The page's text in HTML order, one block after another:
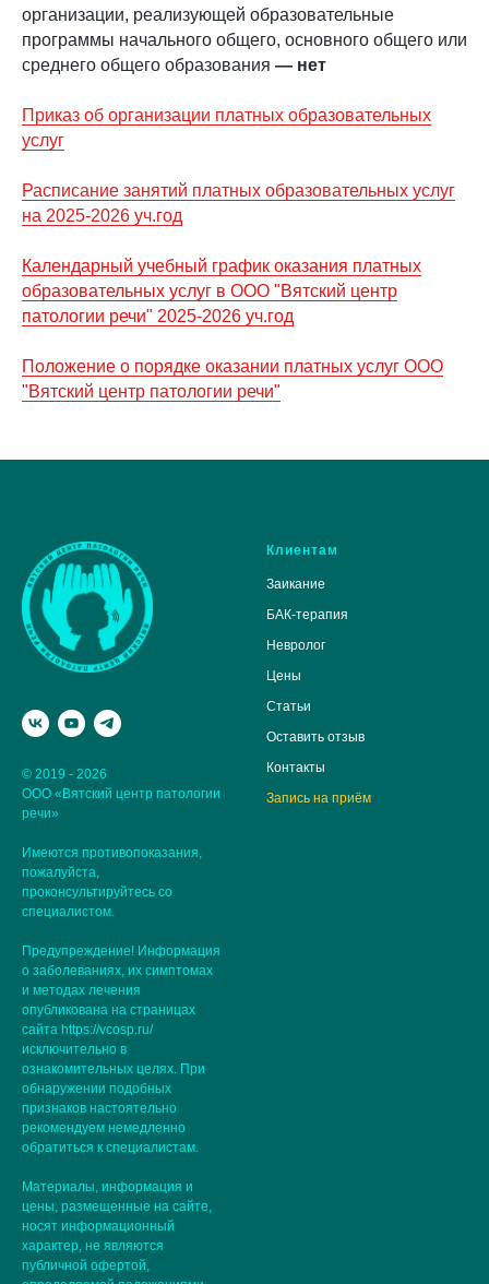
организации, реализующей образовательные
программы начального общего, основного общего или
среднего общего образования — нет
Приказ об организации платных образовательных
услуг
Расписание занятий платных образовательных услуг
на 2025-2026 уч.год
Календарный учебный график оказания платных
образовательных услуг в ООО "Вятский центр
патологии речи" 2025-2026 уч.год
Положение о порядке оказании платных услуг ООО
"Вятский центр патологии речи"
© 2019 - 2026
ООО «Вятский центр патологии
речи»
Имеются противопоказания,
пожалуйста,
проконсультируйтесь со
специалистом.
Предупреждение! Информация
о заболеваниях, их симптомах
и методах лечения
опубликована на страницах
сайта https://vcosp.ru/
исключительно в
ознакомительных целях. При
обнаружении подобных
признаков настоятельно
рекомендуем немедленно
обратиться к специалистам.
Материалы, информация и
цены, размещенные на сайте,
носят информационный
характер, не являются
публичной офертой,
Клиентам
Заикание
БАК-терапия
Невролог
Цены
Статьи
Оставить отзыв
Контакты
Запись на приём